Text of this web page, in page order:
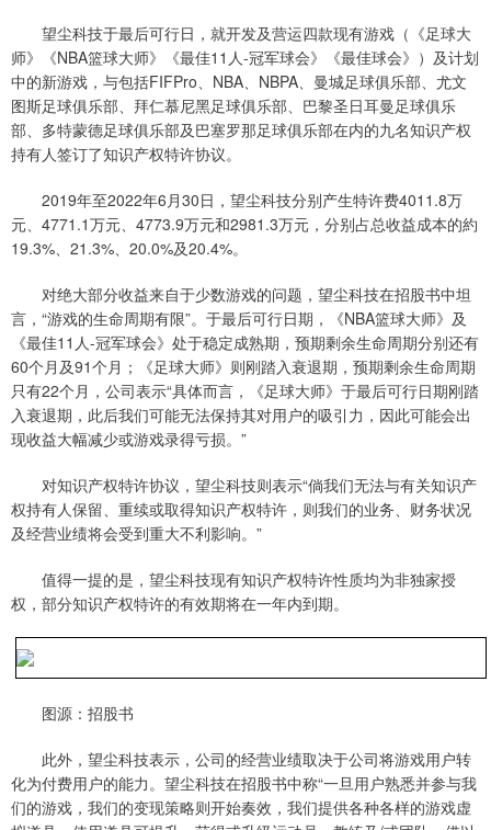
望尘科技于最后可行日，就开发及营运四款现有游戏（《足球大
师》《NBA篮球大师》《最佳11人-冠军球会》《最佳球会》）及计划
中的新游戏，与包括FIFPro、NBA、NBPA、曼城足球俱乐部、尤文
图斯足球俱乐部、拜仁慕尼黑足球俱乐部、巴黎圣日耳曼足球俱乐
部、多特蒙德足球俱乐部及巴塞罗那足球俱乐部在内的九名知识产权
持有人签订了知识产权特许协议。
2019年至2022年6月30日，望尘科技分别产生特许费4011.8万
元、4771.1万元、4773.9万元和2981.3万元，分别占总收益成本的約
19.3%、21.3%、20.0%及20.4%。
对绝大部分收益来自于少数游戏的问题，望尘科技在招股书中坦
言，“游戏的生命周期有限”。于最后可行日期，《NBA篮球大师》及
《最佳11人-冠军球会》处于稳定成熟期，预期剩余生命周期分别还有
60个月及91个月；《足球大师》则刚踏入衰退期，预期剩余生命周期
只有22个月，公司表示“具体而言，《足球大师》于最后可行日期刚踏
入衰退期，此后我们可能无法保持其对用户的吸引力，因此可能会出
现收益大幅减少或游戏录得亏损。”
对知识产权特许协议，望尘科技则表示“倘我们无法与有关知识产
权持有人保留、重续或取得知识产权特许，则我们的业务、财务状况
及经营业绩将会受到重大不利影响。”
值得一提的是，望尘科技现有知识产权特许性质均为非独家授
权，部分知识产权特许的有效期将在一年内到期。
图源：招股书
此外，望尘科技表示，公司的经营业绩取决于公司将游戏用户转
化为付费用户的能力。望尘科技在招股书中称“一旦用户熟悉并参与我
们的游戏，我们的变现策略则开始奏效，我们提供各种各样的游戏虚